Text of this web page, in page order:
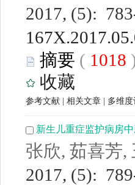
2017, (5):
摘要 ( 1018
收藏
参考文献 相关文章 多维度
新生儿重症监护病房
张欣, 茹喜芳,
2017, (5):